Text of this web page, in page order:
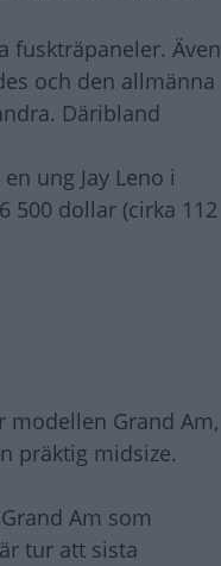
fuskträpaneler. Även
och den allmänna
Däribland
ung Jay Leno i
500 dollar (cirka 112
Grand Am,
präktig midsize.
Am som
tur att sista